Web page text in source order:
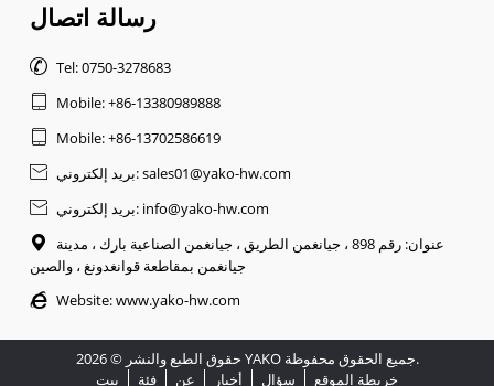
رسالة اتصال
 Tel: 0750-3278683
 Mobile: +86-13380989888
 Mobile: +86-13702586619
 بريد إلكتروني: sales01@yako-hw.com
 بريد إلكتروني: info@yako-hw.com

عنوان: رقم 898 ، جيانغمن الطريق ، جيانغمن الصناعية بارك ، مدينة
جيانغمن بمقاطعة قوانغدونغ ، والصين
 Website:www.yako-hw.com
حقوق الطبع والنشر © 2026 YAKO جميع الحقوق محفوظة.
بيت
فئة عن أخبار سؤال خريطة الموقع